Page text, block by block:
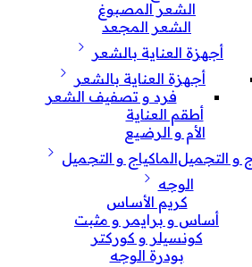
الشعر المصبوغ
الشعر المجعد
أجهزة العناية بالشعر
أجهزة العناية بالشعر
فرد و تصفيف الشعر
أطقم العناية
الأم و الرضيع
الماكياج و التجميل
الوجه
كريم الأساس
أساس و برايمر و مثبت
كونسيلر و كوركتر
بودرة الوجه